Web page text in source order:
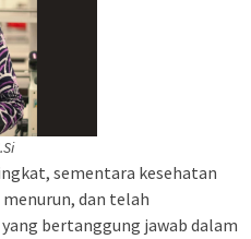
sementara kesehatan
dan telah
bertanggung jawab dalam